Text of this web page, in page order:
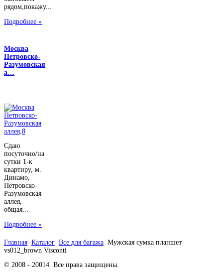
рядом,покажу...
Подробнее »
Москва
Петровско-
Разумовская
а…
Сдаю
посуточно/на
сутки 1-к
квартиру, м.
Динамо,
Петровско-
Разумовская
аллея,
общая...
Подробнее »
Главная Каталог Все для багажа Мужская сумка планшет
vs012_brown Visconti
© 2008 - 20014. Все права защищены.